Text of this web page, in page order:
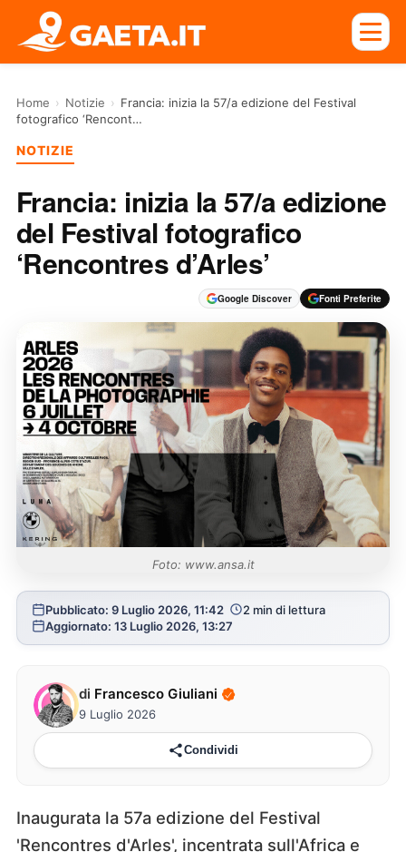
Home › Notizie › Francia: inizia la 57/a edizione del Festival
fotografico ‘Rencont…
NOTIZIE
Francia: inizia la 57/a edizione
del Festival fotografico
‘Rencontres d’Arles’
Google Discover Fonti Preferite
Foto: www.ansa.it
Pubblicato: 9 Luglio 2026, 11:42
2 min di lettura
Aggiornato: 13 Luglio 2026, 13:27
di Francesco Giuliani
9 Luglio 2026
Condividi
Inaugurata la 57a edizione del Festival
'Rencontres d'Arles', incentrata sull'Africa e